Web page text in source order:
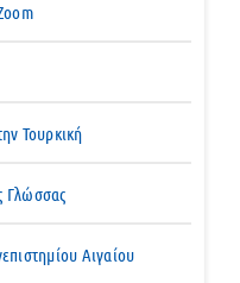
Τουρκική
Γλώσσας
Αιγαίου